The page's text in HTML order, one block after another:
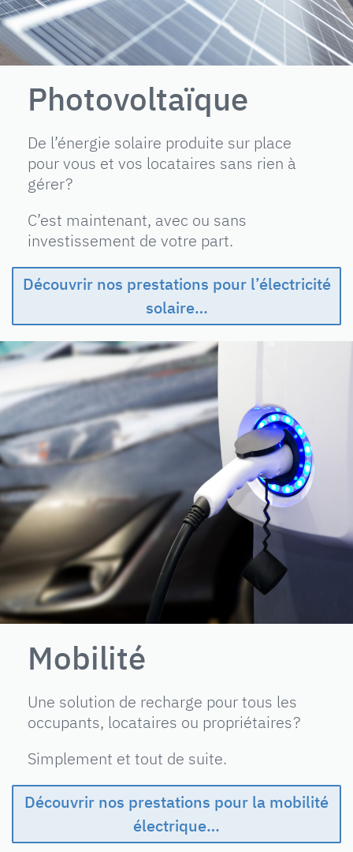
Photovoltaïque
De l’énergie solaire produite sur place
pour vous et vos locataires sans rien à
gérer ?
C’est maintenant, avec ou sans
investissement de votre part.
Découvrir nos prestations pour l’électricité
solaire…
Mobilité
Une solution de recharge pour tous les
occupants, locataires ou propriétaires ?
Simplement et tout de suite.
Découvrir nos prestations pour la mobilité
électrique…